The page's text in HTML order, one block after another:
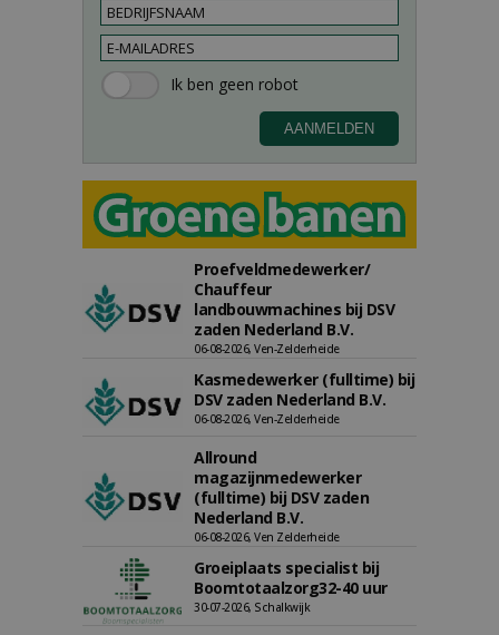
Proefveldmedewerker/
Chauffeur
landbouwmachines bij DSV
zaden Nederland B.V.
06-08-2026, Ven-Zelderheide
Kasmedewerker (fulltime) bij
DSV zaden Nederland B.V.
06-08-2026, Ven-Zelderheide
Allround
magazijnmedewerker
(fulltime) bij DSV zaden
Nederland B.V.
06-08-2026, Ven Zelderheide
Groeiplaats specialist bij
Boomtotaalzorg32-40 uur
30-07-2026, Schalkwijk